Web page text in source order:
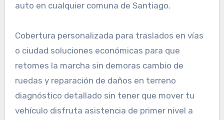
auto en cualquier comuna de Santiago.
Cobertura personalizada para traslados en vías
o ciudad soluciones económicas para que
retomes la marcha sin demoras cambio de
ruedas y reparación de daños en terreno
diagnóstico detallado sin tener que mover tu
vehículo disfruta asistencia de primer nivel a